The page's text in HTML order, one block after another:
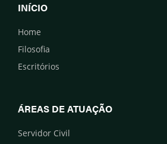
INÍCIO
Home
Filosofia
Escritórios
ÁREAS DE ATUAÇÃO
Servidor Civil